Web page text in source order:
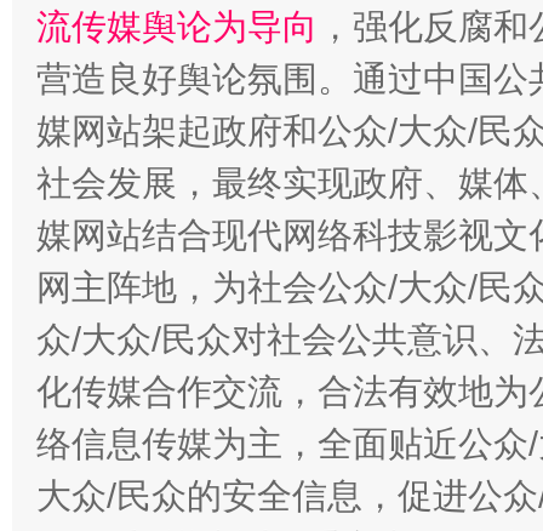
东山县通报“牛蛙产品抗生素超标问题” 法
千年窑火 生生不息 一
流传媒舆论为导向 ，强化反腐
营造良好舆论氛围。通过中国
媒网站架起政府和公众/大众/民
社会发展，最终实现政府、媒
媒网站结合现代网络科技影视
网主阵地，为社会公众/大众/民
众/大众/民众对社会公共意识、
化传媒合作交流，合法有效地
络信息传媒为主，全面贴近公
大众/民众的安全信息，促进公